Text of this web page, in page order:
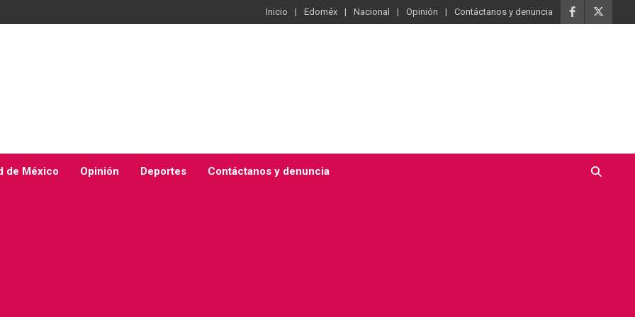
Inicio Edoméx Nacional Opinión Contáctanos y denuncia
de México Opinión Deportes Contáctanos y denuncia